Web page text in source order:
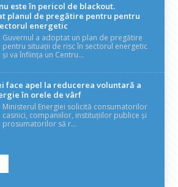
este în pericol de blackout.
planul de pregătire pentru pentru
energetic
Guvernul a adoptat un plan de pregătire
pentru situații de risc în sectorul energetic
și va înființa un Centru...
face apel la reducerea voluntară a
în orele de vârf
Ministerul Energiei solicită consumatorilor
casnici, companiilor, instituțiilor publice și
prosumatorilor să r...